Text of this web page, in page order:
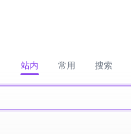
站内 常用 搜索